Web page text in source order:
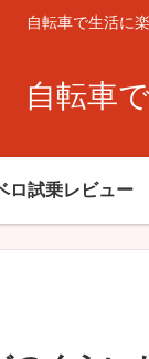
自転車で生活に
自転車
ロ試乗レビュー